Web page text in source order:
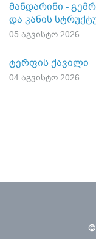
მანდარინი -
და კანის
05 აგვისტო 2026
ტერფის ქავილი
04 აგვისტო 2026
©